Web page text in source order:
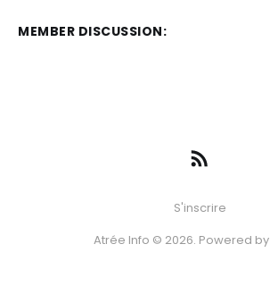
MEMBER DISCUSSION:
S'inscrire
Atrée Info © 2026. Powered by